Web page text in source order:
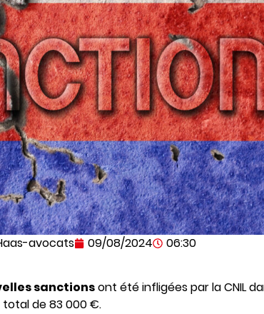
avocats 09/08/2024
06:30
sanctionsont été infligées par la CNIL
de 83 000 €.